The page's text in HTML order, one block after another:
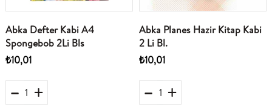
Abka Defter Kabi A4
Spongebob 2Li Bls
₺10,01
Abka Planes Hazir Kitap Kabi
2 Li Bl.
₺10,01